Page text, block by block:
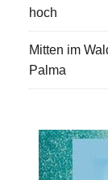
hoch
Mitten im
Palma